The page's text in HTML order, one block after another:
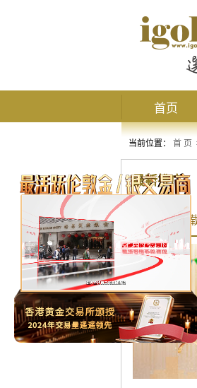
首页
当前位置： 首 页
最新推广
领峰感恩七